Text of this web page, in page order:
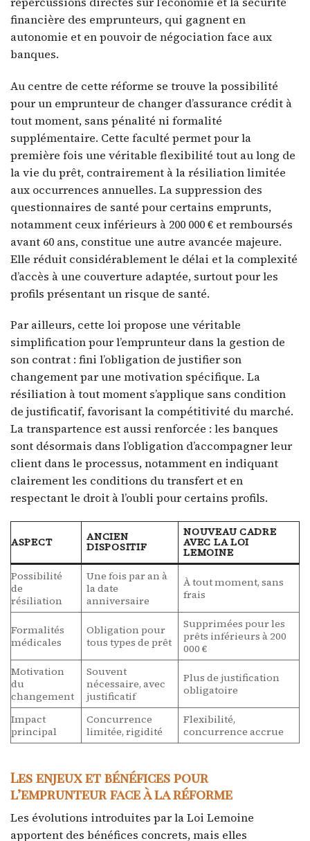
financière des emprunteurs, qui gagnent en
autonomie et en pouvoir de négociation face aux
banques.
Au centre de cette réforme se trouve la possibilité
pour un emprunteur de changer d’assurance crédit à
tout moment, sans pénalité ni formalité
supplémentaire. Cette faculté permet pour la
première fois une véritable flexibilité tout au long de
la vie du prêt, contrairement à la résiliation limitée
aux occurrences annuelles. La suppression des
questionnaires de santé pour certains emprunts,
notamment ceux inférieurs à 200 000 € et remboursés
avant 60 ans, constitue une autre avancée majeure.
Elle réduit considérablement le délai et la complexité
d’accès à une couverture adaptée, surtout pour les
profils présentant un risque de santé.
Par ailleurs, cette loi propose une véritable
simplification pour l’emprunteur dans la gestion de
son contrat : fini l’obligation de justifier son
changement par une motivation spécifique. La
résiliation à tout moment s’applique sans condition
de justificatif, favorisant la compétitivité du marché.
La transpartence est aussi renforcée : les banques
sont désormais dans l’obligation d’accompagner leur
client dans le processus, notamment en indiquant
clairement les conditions du transfert et en
respectant le droit à l’oubli pour certains profils.
ASPECT ANCIEN
DISPOSITIF
NOUVEAU CADRE
AVEC LA LOI
LEMOINE
Possibilité
de
résiliation
Une fois par an à
la date
anniversaire
À tout moment, sans
frais
Formalités
médicales
Obligation pour
tous types de prêt
Supprimées pour les
prêts inférieurs à 200
000 €
Motivation
du
changement
Souvent
nécessaire, avec
justificatif
Plus de justification
obligatoire
Impact
principal
Concurrence
limitée, rigidité
Flexibilité,
concurrence accrue
Les enjeux et bénéfices pour
l’emprunteur face à la réforme
Les évolutions introduites par la Loi Lemoine
apportent des bénéfices concrets, mais elles